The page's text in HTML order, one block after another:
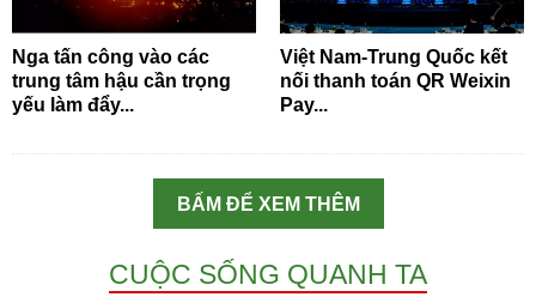
Nga tấn công vào các
trung tâm hậu cần trọng
yếu làm đẩy...
Việt Nam-Trung Quốc kết
nối thanh toán QR Weixin
Pay...
BẤM ĐỂ XEM THÊM
CUỘC SỐNG QUANH TA